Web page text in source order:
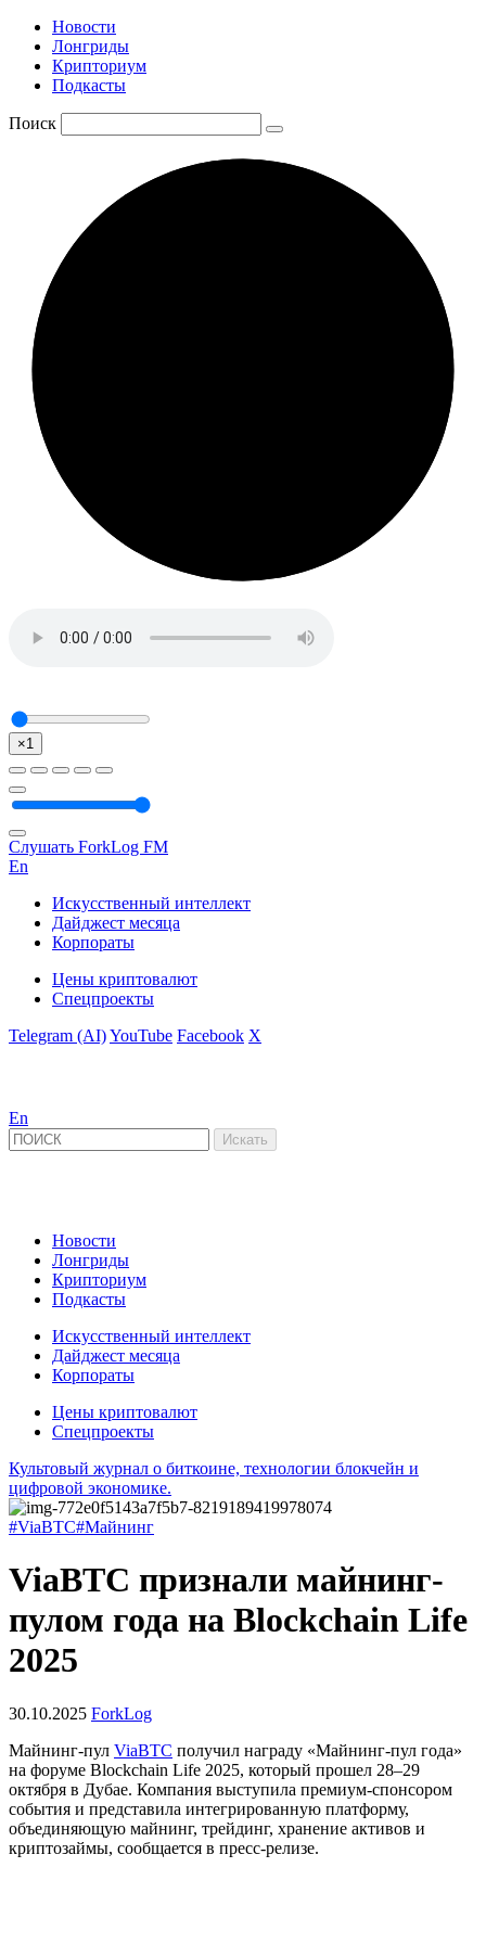
Новости
Лонгриды
Крипториум
Подкасты
Поиск
×1
Слушать ForkLog FM
En
Искусственный интеллект
Дайджест месяца
Корпораты
Цены криптовалют
Спецпроекты
Telegram (AI)YouTube Facebook X
En
Новости
Лонгриды
Крипториум
Подкасты
Искусственный интеллект
Дайджест месяца
Корпораты
Цены криптовалют
Спецпроекты
Культовый журнал о биткоине, технологии блокчейн и
цифровой экономике.
#ViaBTC#Майнинг
ViaBTC признали майнинг-
пулом года на Blockchain Life
2025
30.10.2025 ForkLog
Майнинг-пул ViaBTC получил награду «Майнинг-пул года»
на форуме Blockchain Life 2025, который прошел 28–29
октября в Дубае. Компания выступила премиум-спонсором
события и представила интегрированную платформу,
объединяющую майнинг, трейдинг, хранение активов и
криптозаймы, сообщается в пресс-релизе.